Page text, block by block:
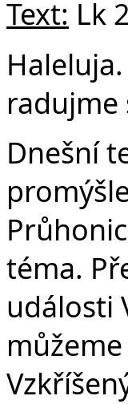
Text: Lk
radujme
Dnešní
téma.
události